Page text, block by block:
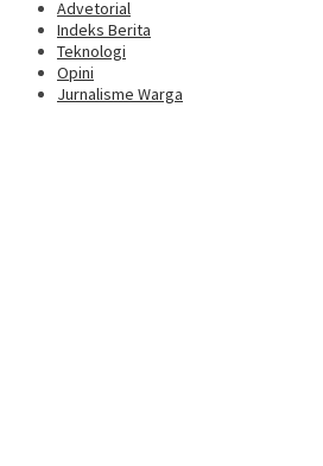
Advetorial
Indeks Berita
Teknologi
Opini
Jurnalisme Warga